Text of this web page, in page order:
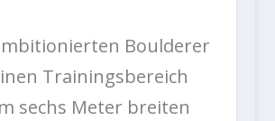
Boulderer
Trainingsbereich
sechs Meter breiten